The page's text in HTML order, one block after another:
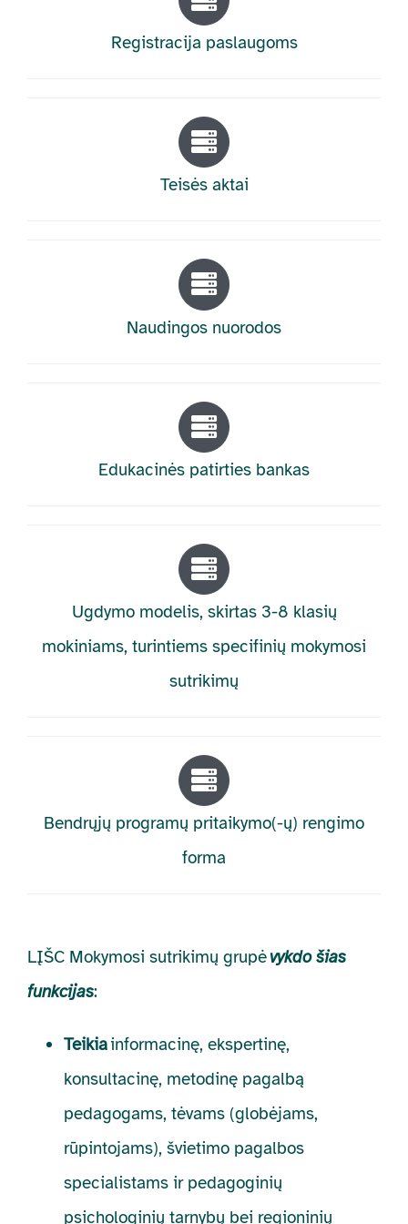
Registracija paslaugoms
Teisės aktai
Naudingos nuorodos
Edukacinės patirties bankas
Ugdymo modelis, skirtas 3-8 klasių
mokiniams, turintiems specifinių mokymosi
sutrikimų
Bendrųjų programų pritaikymo(-ų) rengimo
forma
LĮŠC Mokymosi sutrikimų grupėvykdo šias
funkcijas:
Teikiainformacinę, ekspertinę,
konsultacinę, metodinę pagalbą
pedagogams, tėvams (globėjams,
rūpintojams), švietimo pagalbos
specialistams ir pedagoginių
psichologinių tarnybų bei regioninių